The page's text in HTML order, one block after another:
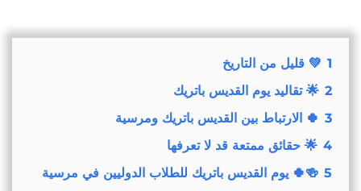
💚 قليل من التاريخ
2
🌟 تقاليد يوم القديس باتريك
3
🍀 الارتباط بين القديس باتريك ومرسية
4
🌟 حقائق ممتعة قد لا تعرفها
5
🍻🍀 يوم القديس باتريك للطلاب الدوليين في مرسية